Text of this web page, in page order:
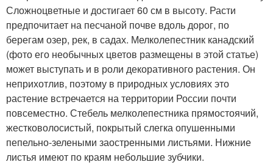
Сложноцветные и достигает 60 см в высоту. Расти
предпочитает на песчаной почве вдоль дорог, по
берегам озер, рек, в садах. Мелколепестник канадский
(фото его необычных цветов размещены в этой статье)
может выступать и в роли декоративного растения. Он
неприхотлив, поэтому в природных условиях это
растение встречается на территории России почти
повсеместно. Стебель мелколепестника прямостоячий,
жестковолосистый, покрытый слегка опушенными
пепельно-зелеными заостренными листьями. Нижние
листья имеют по краям небольшие зубчики.